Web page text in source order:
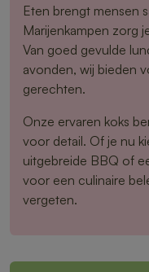
Eten brengt mensen
Marijenkampen zorg
Van goed gevulde
avonden, wij bieden
gerechten.
Onze ervaren koks
voor detail. Of je nu
uitgebreide BBQ of
voor een culinaire
vergeten.